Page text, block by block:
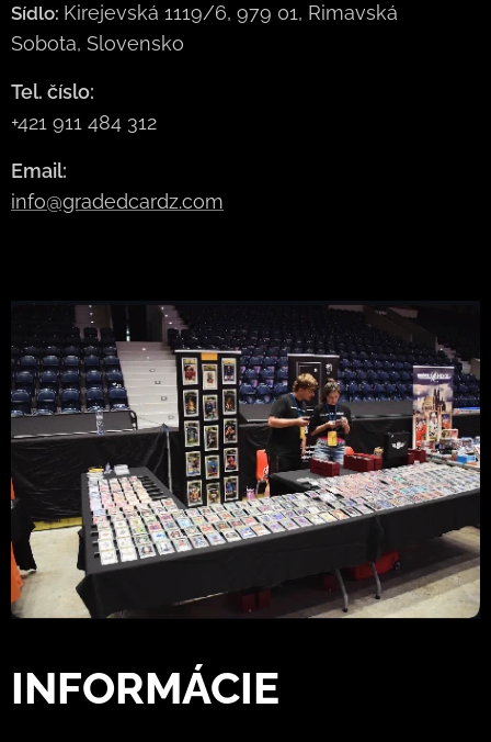
Sídlo: Kirejevská 1119/6, 979 01, Rimavská
Sobota, Slovensko
Tel. číslo:
+421 911 484 312
Email:
info@gradedcardz.com
INFORMÁCIE